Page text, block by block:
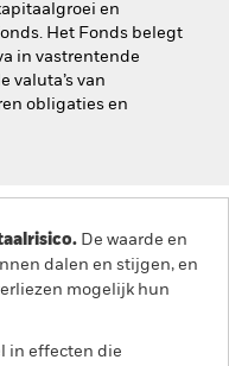
en
Het Fonds belegt
in vastrentende
valuta’s van
obligaties en
De waarde en
dalen en stijgen, en
mogelijk hun
in effecten die